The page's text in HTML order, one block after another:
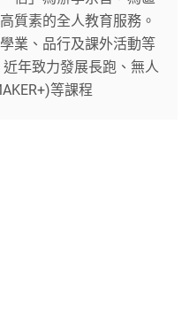
質素的全人教育服務。
業、品行及課外活動等
年致力發展長跑、無人
等課程